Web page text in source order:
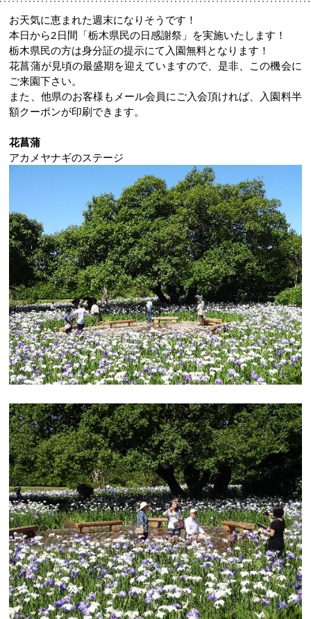
お天気に恵まれた週末になりそうです！
本日から2日間「栃木県民の日感謝祭」を実施いたします！
栃木県民の方は身分証の提示にて入園無料となります！
花菖蒲が見頃の最盛期を迎えていますので、是非、この機会に
ご来園下さい。
また、他県のお客様もメール会員にご入会頂ければ、入園料半
額クーポンが印刷できます。
花菖蒲
アカメヤナギのステージ